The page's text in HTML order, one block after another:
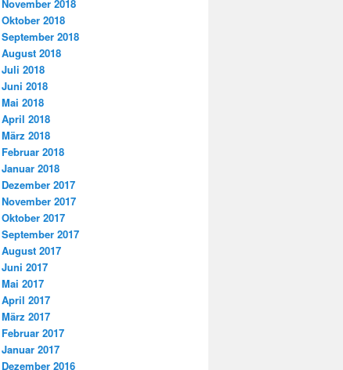
November 2018
Oktober 2018
September 2018
August 2018
Juli 2018
Juni 2018
Mai 2018
April 2018
März 2018
Februar 2018
Januar 2018
Dezember 2017
November 2017
Oktober 2017
September 2017
August 2017
Juni 2017
Mai 2017
April 2017
März 2017
Februar 2017
Januar 2017
Dezember 2016